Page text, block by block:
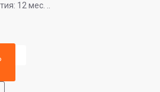
12 мес. ..